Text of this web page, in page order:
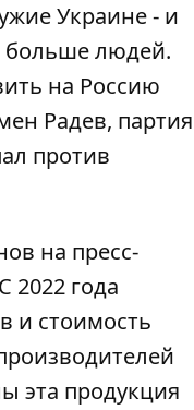
Украине - и
больше людей.
на Россию
Радев, партия
против
на пресс-
2022 года
и стоимость
эта продукция